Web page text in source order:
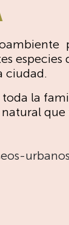
especies
ciudad.
la
que